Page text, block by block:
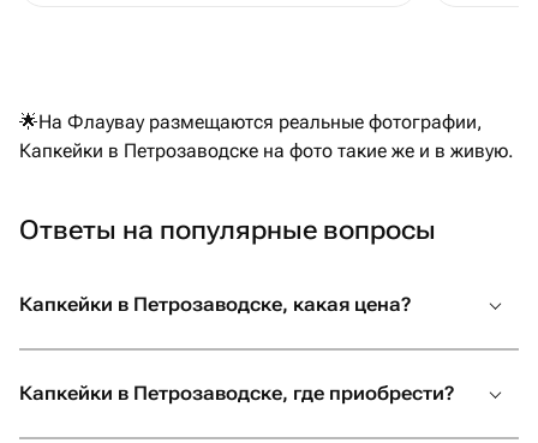
🌟На Флаувау размещаются реальные фотографии,
Капкейки в Петрозаводске на фото такие же и в живую.
Ответы на популярные вопросы
Капкейки в Петрозаводске, какая цена?
Капкейки в Петрозаводске, где приобрести?